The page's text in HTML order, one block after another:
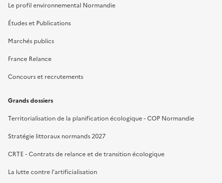
Le profil environnemental Normandie
Études et Publications
Marchés publics
France Relance
Concours et recrutements
Grands dossiers
Territorialisation de la planification écologique - COP Normandie
Stratégie littoraux normands 2027
CRTE - Contrats de relance et de transition écologique
La lutte contre l’artificialisation